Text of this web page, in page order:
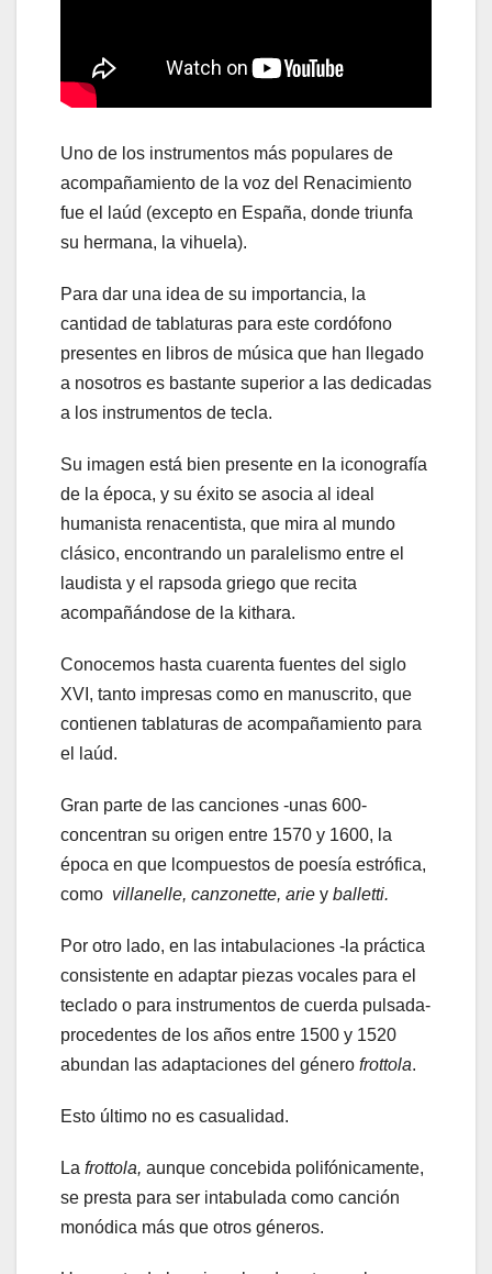
Uno de los instrumentos más populares de
acompañamiento de la voz del Renacimiento
fue el laúd (excepto en España, donde triunfa
su hermana, la vihuela).
Para dar una idea de su importancia, la
cantidad de tablaturas para este cordófono
presentes en libros de música que han llegado
a nosotros es bastante superior a las dedicadas
a los instrumentos de tecla.
Su imagen está bien presente en la iconografía
de la época, y su éxito se asocia al ideal
humanista renacentista, que mira al mundo
clásico, encontrando un paralelismo entre el
laudista y el rapsoda griego que recita
acompañándose de la kithara.
Conocemos hasta cuarenta fuentes del siglo
XVI, tanto impresas como en manuscrito, que
contienen tablaturas de acompañamiento para
el laúd.
Gran parte de las canciones -unas 600-
concentran su origen entre 1570 y 1600, la
época en que lcompuestos de poesía estrófica,
como villanelle, canzonette, arie y balletti.
Por otro lado, en las intabulaciones -la práctica
consistente en adaptar piezas vocales para el
teclado o para instrumentos de cuerda pulsada-
procedentes de los años entre 1500 y 1520
abundan las adaptaciones del género frottola.
Esto último no es casualidad.
La frottola, aunque concebida polifónicamente,
se presta para ser intabulada como canción
monódica más que otros géneros.